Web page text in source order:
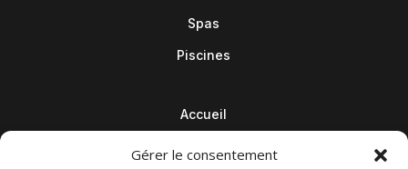
Gérer le consentement
Spas
Piscines
Accueil